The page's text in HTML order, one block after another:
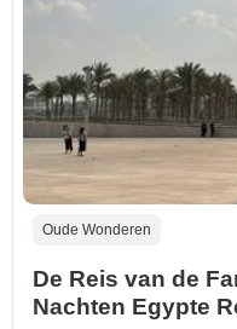
Oude Wonderen
De Reis van de
Nachten Egypte